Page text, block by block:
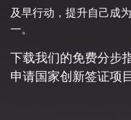
及早行动，提升自己成
一。
下载我们的免费分步
申请国家创新签证项